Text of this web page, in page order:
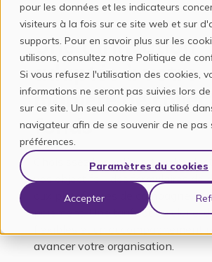
pour les données et les indicateurs
visiteurs à la fois sur ce site web et sur
supports. Pour en savoir plus sur les
utilisons, consultez notre Politique de
Si vous refusez l'utilisation des cookies,
informations ne seront pas suivies lors
sur ce site. Un seul cookie sera utilisé
navigateur afin de se souvenir de ne pas
préférences.
Paramètres du cookies
Accepter
Une tarification
adaptée à votre
manière de
fonds
Choisissez la configuration
vos objectifs –des formulaires de
aux plateformes de campagne et
paiement. Une tarification claire,
avancer votre organisation.